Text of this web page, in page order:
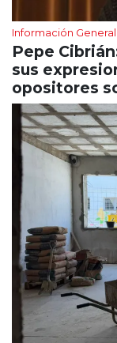
Información General
Pepe
sus
opositores